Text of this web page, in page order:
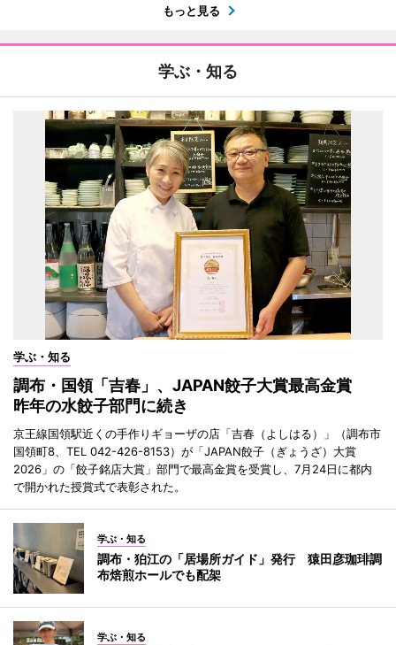
もっと見る
学ぶ・知る
学ぶ・知る
調布・国領「吉春」、JAPAN餃子大賞最高金賞
昨年の水餃子部門に続き
京王線国領駅近くの手作りギョーザの店「吉春（よしはる）」（調布市
国領町8、TEL 042-426-8153）が「JAPAN餃子（ぎょうざ）大賞
2026」の「餃子銘店大賞」部門で最高金賞を受賞し、7月24日に都内
で開かれた授賞式で表彰された。
学ぶ・知る
調布・狛江の「居場所ガイド」発行 猿田彦珈琲調
布焙煎ホールでも配架
学ぶ・知る